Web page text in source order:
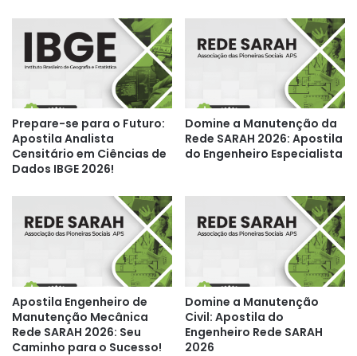
Prepare-se para o Futuro:
Apostila Analista
Censitário em Ciências de
Dados IBGE 2026!
Domine a Manutenção da
Rede SARAH 2026: Apostila
do Engenheiro Especialista
Apostila Engenheiro de
Manutenção Mecânica
Rede SARAH 2026: Seu
Caminho para o Sucesso!
Domine a Manutenção
Civil: Apostila do
Engenheiro Rede SARAH
2026